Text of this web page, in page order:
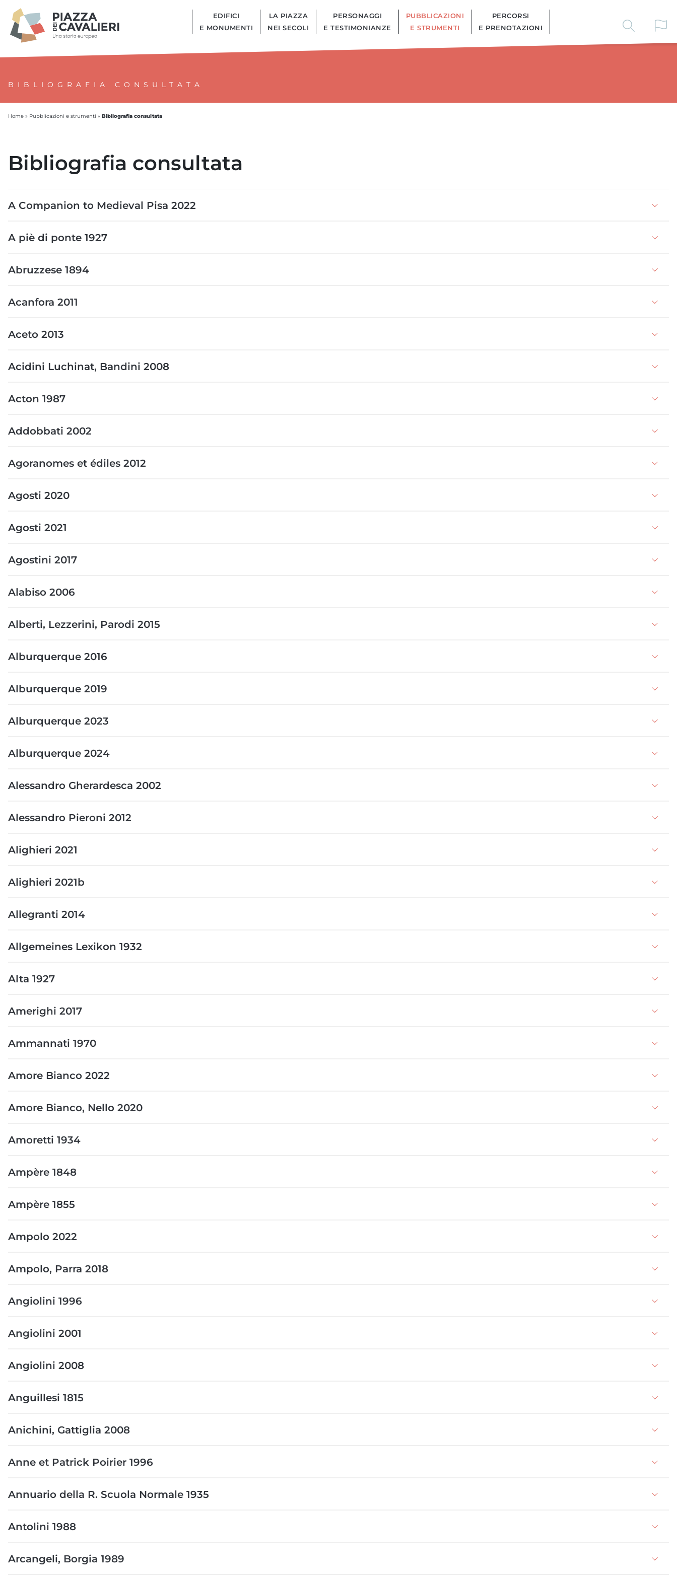
EDIFICI
E MONUMENTI
LA PIAZZA
NEI SECOLI
PERSONAGGI
E TESTIMONIANZE
PUBBLICAZIONI
E STRUMENTI
PERCORSI
E PRENOTAZIONI
BIBLIOGRAFIA CONSULTATA
Home » Pubblicazioni e strumenti » Bibliografia consultata
Bibliografia consultata
A Companion to Medieval Pisa 2022
A piè di ponte 1927
Abruzzese 1894
Acanfora 2011
Aceto 2013
Acidini Luchinat, Bandini 2008
Acton 1987
Addobbati 2002
Agoranomes et édiles 2012
Agosti 2020
Agosti 2021
Agostini 2017
Alabiso 2006
Alberti, Lezzerini, Parodi 2015
Alburquerque 2016
Alburquerque 2019
Alburquerque 2023
Alburquerque 2024
Alessandro Gherardesca 2002
Alessandro Pieroni 2012
Alighieri 2021
Alighieri 2021b
Allegranti 2014
Allgemeines Lexikon 1932
Alta 1927
Amerighi 2017
Ammannati 1970
Amore Bianco 2022
Amore Bianco, Nello 2020
Amoretti 1934
Ampère 1848
Ampère 1855
Ampolo 2022
Ampolo, Parra 2018
Angiolini 1996
Angiolini 2001
Angiolini 2008
Anguillesi 1815
Anichini, Gattiglia 2008
Anne et Patrick Poirier 1996
Annuario della R. Scuola Normale 1935
Antolini 1988
Arcangeli, Borgia 1989